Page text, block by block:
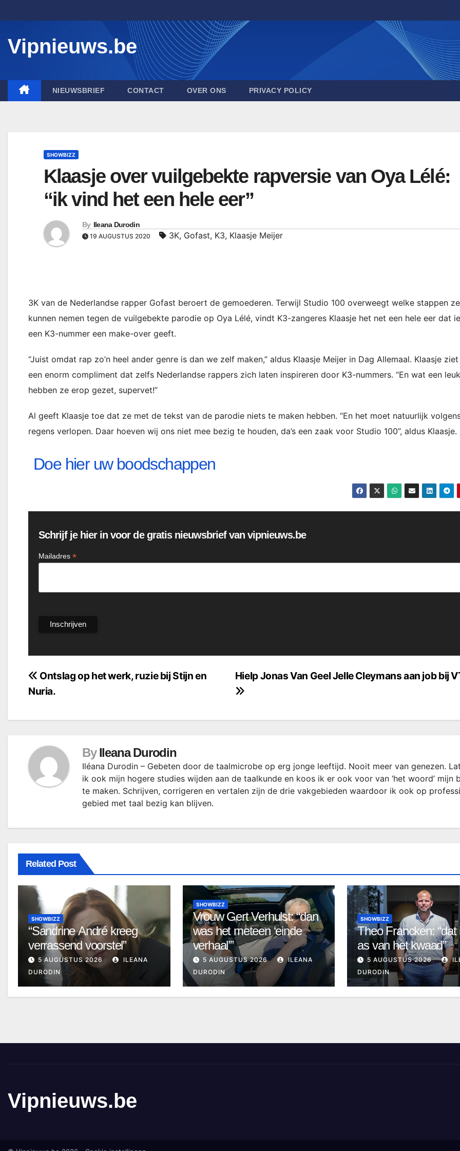
to
Vipnieuws.be
NIEUWSBRIEF CONTACT OVER ONS PRIVACY POLICY
SHOWBIZZ
Klaasje over vuilgebekte rapversie van Oya Lélé:
“ik vind het een hele eer”
By Ileana Durodin
19 AUGUSTUS 2020 3K, Gofast, K3, Klaasje Meijer
3K van de Nederlandse rapper Gofast beroert de gemoederen. Terwijl Studio 100 overweegt welke stappen ze
kunnen nemen tegen de vuilgebekte parodie op Oya Lélé, vindt K3-zangeres Klaasje het net een hele eer dat
een K3-nummer een make-over geeft.
“Juist omdat rap zo’n heel ander genre is dan we zelf maken,” aldus Klaasje Meijer in Dag Allemaal. Klaasje
een enorm compliment dat zelfs Nederlandse rappers zich laten inspireren door K3-nummers. “En wat een
hebben ze erop gezet, supervet!”
Al geeft Klaasje toe dat ze met de tekst van de parodie niets te maken hebben. “En het moet natuurlijk
regens verlopen. Daar hoeven wij ons niet mee bezig te houden, da’s een zaak voor Studio 100”, aldus Klaasje.
Doe hier uw boodschappen
Schrijf je hier in voor de gratis nieuwsbrief van vipnieuws.be
Mailadres *
Bericht
navigatie
Hielp Jonas Van Geel Jelle Cleymans aan job bij
Ontslag op het werk, ruzie bij Stijn en
Nuria.
By Ileana Durodin
Iléana Durodin – Gebeten door de taalmicrobe op erg jonge leeftijd. Nooit meer van genezen.
ik ook mijn hogere studies wijden aan de taalkunde en koos ik er ook voor van ‘het woord’ mijn
te maken. Schrijven, corrigeren en vertalen zijn de drie vakgebieden waardoor ik ook op
gebied met taal bezig kan blijven.
Related Post
SHOWBIZZ
“Sandrine André kreeg
verrassend voorstel”
5 AUGUSTUS 2026
ILEANA
DURODIN
SHOWBIZZ
Vrouw Gert Verhulst: “dan
was het meteen ‘einde
verhaal’”
5 AUGUSTUS 2026
ILEANA
DURODIN
SHOWBIZZ
Theo Francken: “dat
as van het kwaad”
5 AUGUSTUS 2026
DURODIN
Vipnieuws.be